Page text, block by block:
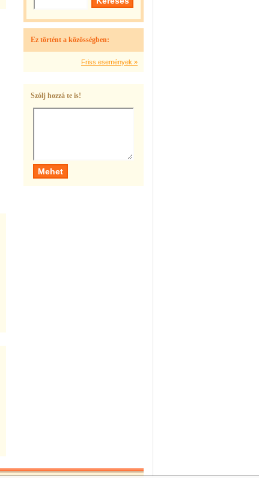
Ez történt a közösségben:
Friss események »
Szólj hozzá te is!